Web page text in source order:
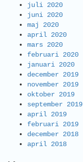
juli 2020
juni 2020
maj 2020
april 2020
mars 2020
februari 2020
januari 2020
december 2019
november 2019
oktober 2019
september 2019
april 2019
februari 2019
december 2018
april 2018